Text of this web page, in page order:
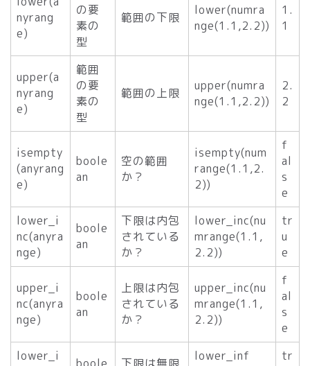
nyrang
e)
の要
素の
型
範囲の下限
lower(numra
nge(1.1,2.2))
1.
1
upper(a
nyrang
e)
範囲
の要
素の
型
範囲の上限
upper(numra
nge(1.1,2.2))
2.
2
isempty
(anyrang
e)
boole
an
空の範囲
か？
isempty(num
range(1.1,2.
2))
f
al
s
e
lower_i
nc(anyra
nge)
boole
an
下限は内包
されている
か？
lower_inc(nu
mrange(1.1,
2.2))
tr
u
e
upper_i
nc(anyra
nge)
boole
an
上限は内包
されている
か？
upper_inc(nu
mrange(1.1,
2.2))
f
al
s
e
lower_i
lower_inf
tr